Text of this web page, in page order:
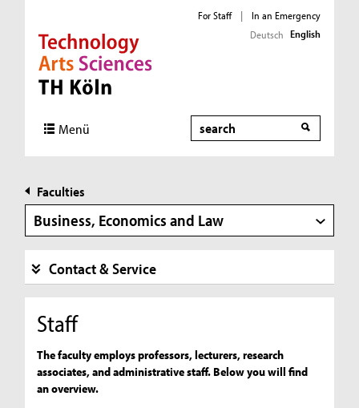
Direkt zur Hauptnavigation
Direkt zur Subnavigation
Direkt zum Inhalt
Direkt zum Fußbereich
For Staff |
In an Emergency
Deutsch English
Menü Search
Faculties
Business, Economics and Law
Contact & Service
Staff
The faculty employs professors, lecturers, research
associates, and administrative staff. Below you will find
an overview.